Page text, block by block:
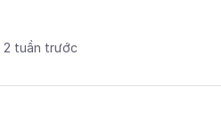
2 tuần trước